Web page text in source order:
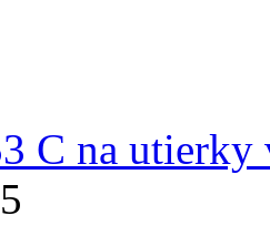
C na